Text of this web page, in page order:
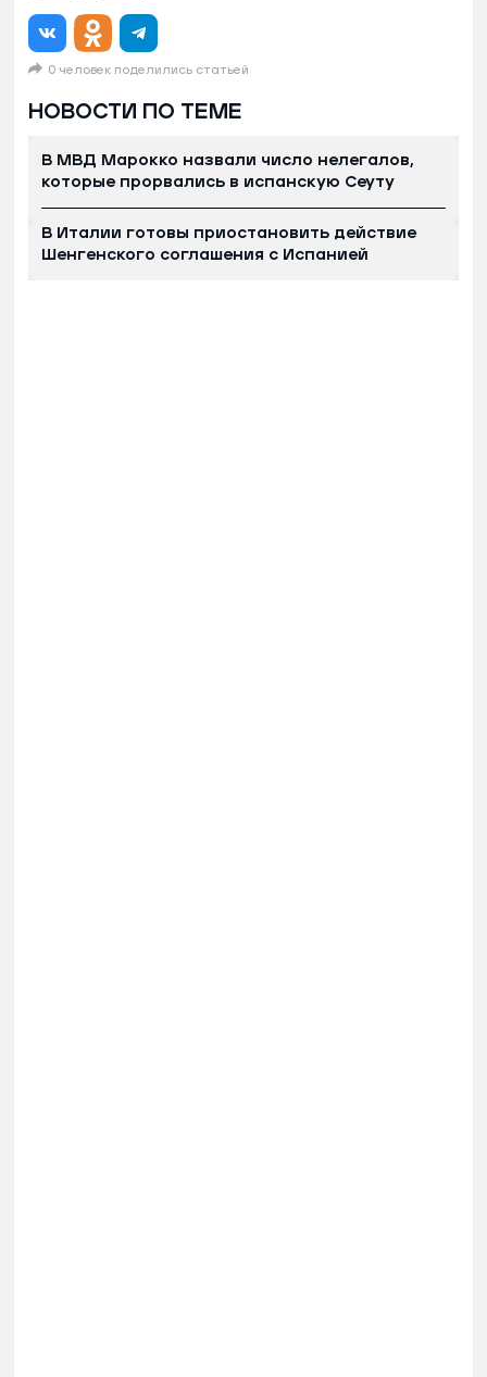
0 человек поделились статьей
НОВОСТИ ПО ТЕМЕ
В МВД Марокко назвали число нелегалов,
которые прорвались в испанскую Сеуту
В Италии готовы приостановить действие
Шенгенского соглашения с Испанией